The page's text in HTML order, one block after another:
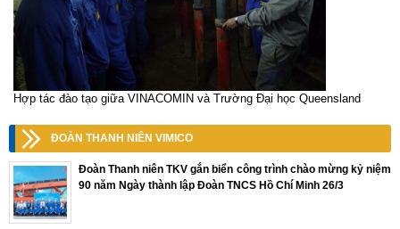
Hợp tác đào tạo giữa VINACOMIN và Trường Đại học Queensland
ĐOÀN THANH NIÊN VIMICO
Đoàn Thanh niên TKV gắn biển công trình chào mừng kỷ niệm
90 năm Ngày thành lập Đoàn TNCS Hồ Chí Minh 26/3